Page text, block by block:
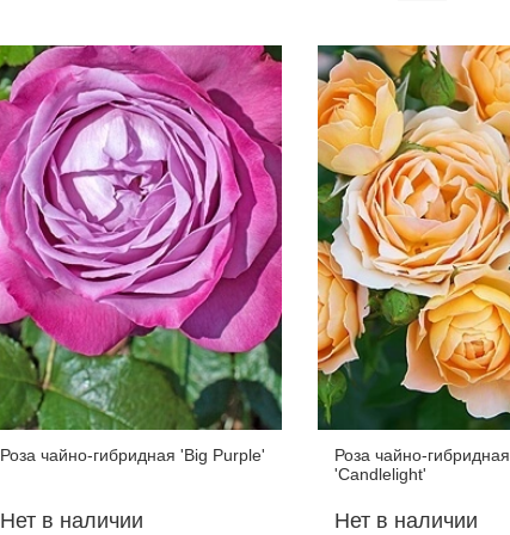
Роза чайно-гибридная 'Big Purple'
Нет в наличии
Роза чайно-гибридная
'Candlelight'
Нет в наличии